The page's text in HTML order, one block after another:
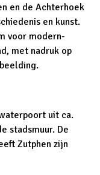
en de Achterhoek
en kunst.
voor modern-
met nadruk op
uit ca.
stadsmuur. De
Zutphen zijn